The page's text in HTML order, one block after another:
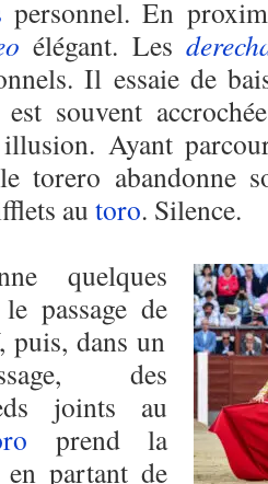
personnel. En
élégant. Les
. Il essaiede
souvent
illusion. Ayant
torero abandonne
au toro. Silence.
quelques
passage de
puis, dans un
, des
joints au
prend la
partant de